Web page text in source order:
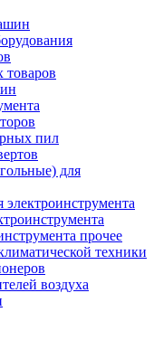
товаров
пил
для
прочее
техники
воздуха